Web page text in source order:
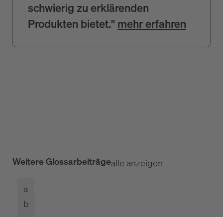
schwierig zu erklärenden
Produkten bietet." mehr erfahren
Weitere Glossarbeiträgealle anzeigen
a
b